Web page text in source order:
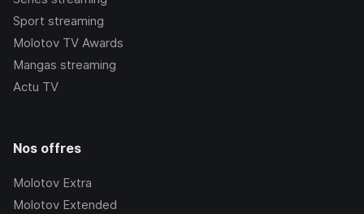
Sport streaming
Molotov TV Awards
Mangas streaming
Actu TV
Nos offres
Molotov Extra
Molotov Extended